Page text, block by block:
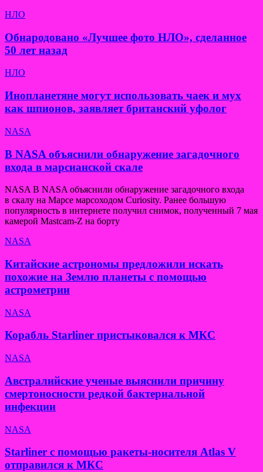
НЛО
Обнародовано «Лучшее фото НЛО», сделанное
50 лет назад
НЛО
Инопланетяне могут использовать чаек и мух
как шпионов, заявляет британский уфолог
NASA
В NASA объяснили обнаружение загадочного
входа в марсианской скале
NASA В NASA объяснили обнаружение загадочного входа
в скалу на Марсе марсоходом Curiosity. Ранее большую
популярность в интернете получил снимок, полученный 7 мая
камерой Mastcam-Z на борту
NASA
Китайские астрономы предложили искать
похожие на Землю планеты с помощью
астрометрии
NASA
Корабль Starliner пристыковался к МКС
NASA
Австралийские ученые выяснили причину
смертоносности редкой бактериальной
инфекции
NASA
Starliner с помощью ракеты-носителя Atlas V
отправился к МКС